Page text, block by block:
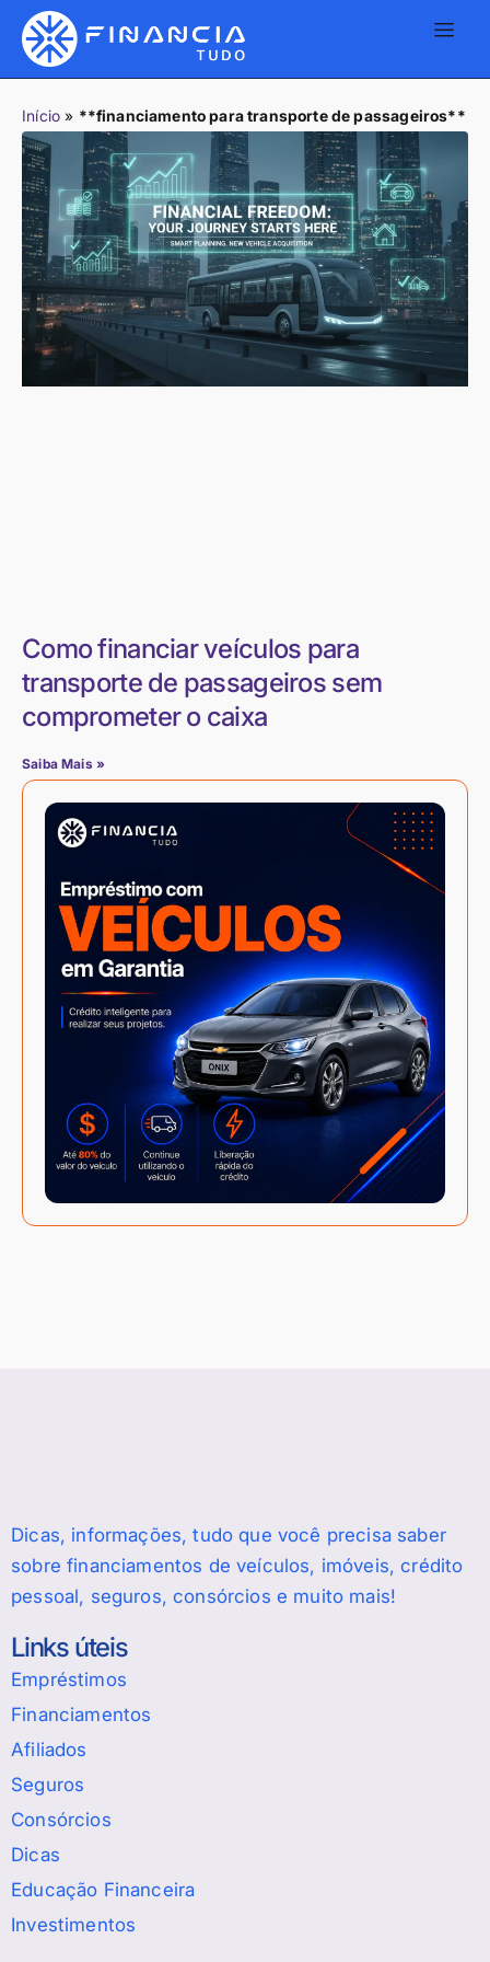
Início » **financiamento para transporte de passageiros**
Como financiar veículos para
transporte de passageiros sem
comprometer o caixa
Saiba Mais »
Dicas, informações, tudo que você precisa saber
sobre financiamentos de veículos, imóveis, crédito
pessoal, seguros, consórcios e muito mais!
Links úteis
Empréstimos
Financiamentos
Afiliados
Seguros
Consórcios
Dicas
Educação Financeira
Investimentos